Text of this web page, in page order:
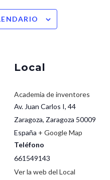
Local
Academia de inventores
Av. Juan Carlos I, 44
Zaragoza, Zaragoza 50009
España + Google Map
Teléfono
661549143
Ver la web del Local